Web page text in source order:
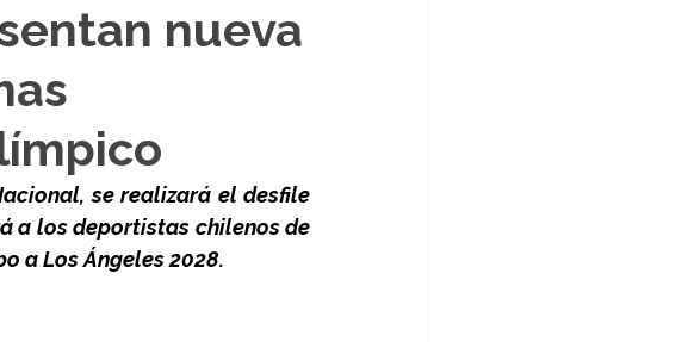
nueva
se realizará el desfile
a los deportistas chilenos de
a Los Ángeles 2028.